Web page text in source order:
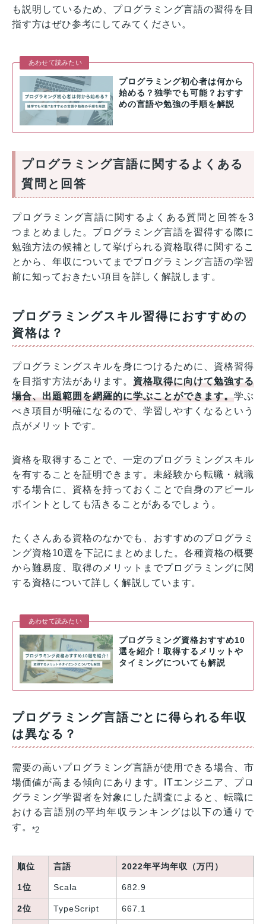
も説明しているため、プログラミング言語の習得を目
指す方はぜひ参考にしてみてください。
あわせて読みたい
プログラミング初心者は何から
始める？独学でも可能？おすす
めの言語や勉強の手順を解説
プログラミング言語に関するよくある
質問と回答
プログラミング言語に関するよくある質問と回答を3
つまとめました。プログラミング言語を習得する際に
勉強方法の候補として挙げられる資格取得に関するこ
とから、年収についてまでプログラミング言語の学習
前に知っておきたい項目を詳しく解説します。
プログラミングスキル習得におすすめの
資格は？
プログラミングスキルを身につけるために、資格習得
を目指す方法があります。資格取得に向けて勉強する
場合、出題範囲を網羅的に学ぶことができます。学ぶ
べき項目が明確になるので、学習しやすくなるという
点がメリットです。
資格を取得することで、一定のプログラミングスキル
を有することを証明できます。未経験から転職・就職
する場合に、資格を持っておくことで自身のアピール
ポイントとしても活きることがあるでしょう。
たくさんある資格のなかでも、おすすめのプログラミ
ング資格10選を下記にまとめました。各種資格の概要
から難易度、取得のメリットまでプログラミングに関
する資格について詳しく解説しています。
あわせて読みたい
プログラミング資格おすすめ10
選を紹介！取得するメリットや
タイミングについても解説
プログラミング言語ごとに得られる年収
は異なる？
需要の高いプログラミング言語が使用できる場合、市
場価値が高まる傾向にあります。ITエンジニア、プロ
グラミング学習者を対象にした調査によると、転職に
おける言語別の平均年収ランキングは以下の通りで
す。 *2
順位 言語 2022年平均年収（万円）
1位 Scala 682.9
2位 TypeScript 667.1